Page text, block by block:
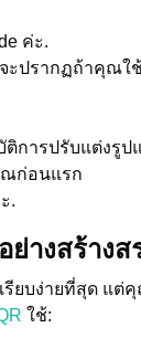
ค่ะ.
ะปรากฏถ้าคุณ
การปรับแต่งรูป
ก่อนแรก
.
างสร้างส
ยบง่ายที่สุด แ
ใช้: